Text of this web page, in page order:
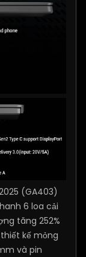
(GA403)
6 loa cải
tăng 252%
kế mỏng
và pin